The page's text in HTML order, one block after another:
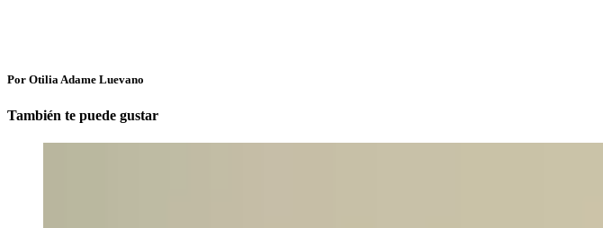
Por Otilia Adame Luevano
También te puede gustar